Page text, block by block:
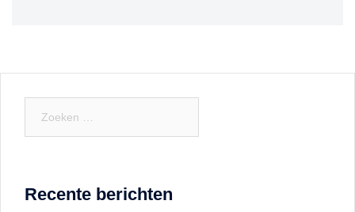
naar:
Recente berichten